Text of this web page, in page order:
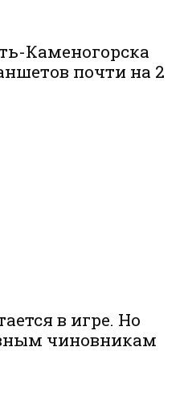
Каменогорска
почти на 2
в игре. Но
чиновникам